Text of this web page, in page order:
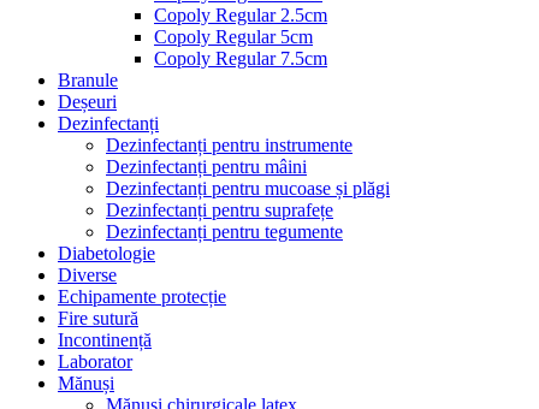
Copoly Regular 2.5cm
Copoly Regular 5cm
Copoly Regular 7.5cm
Branule
Deșeuri
Dezinfectanți
Dezinfectanți pentru instrumente
Dezinfectanți pentru mâini
Dezinfectanți pentru mucoase și plăgi
Dezinfectanți pentru suprafețe
Dezinfectanți pentru tegumente
Diabetologie
Diverse
Echipamente protecție
Fire sutură
Incontinență
Laborator
Mănuși
Mănuși chirurgicale latex